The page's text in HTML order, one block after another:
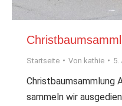
Startseite Von kathie 5.
Christbaumsammlung
sammeln wir